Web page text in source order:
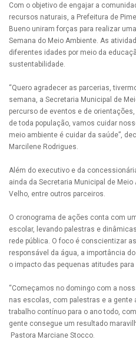
Com o objetivo de engajar a
recursos naturais, a Prefeitura de
Bueno uniram forças para realizar
Semana do Meio Ambiente. As
diferentes idades por meio da
sustentabilidade.
“Quero agradecer as parcerias,
semana, a Secretaria Municipal de
percurso de eventos e de
de toda população, vamos cuidar
meio ambiente é cuidar da saúde”,
Marcilene Rodrigues.
Além do executivo e da
ainda da Secretaria Municipal de
Velho, entre outros parceiros.
O cronograma de ações conta com
escolar, levando palestras e
rede pública. O foco é conscientizar
responsável da água, a importância
o impacto das pequenas atitudes
“Começamos no domingo com a
nas escolas, com palestras e a gente
trabalho contínuo para o ano todo,
gente consegue um resultado
Pastora Marciane Stocco.